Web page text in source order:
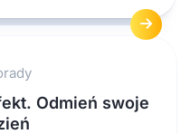
Odmień swoje